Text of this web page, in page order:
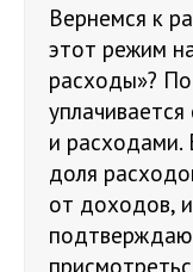
Вернемся к
этот режим
расходы»?
и расходами.
доля
от доходов,